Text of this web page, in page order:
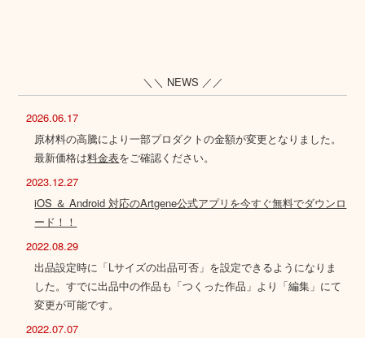
＼＼ NEWS ／／
2026.06.17
原材料の高騰により一部プロダクトの金額が変更となりました。
最新価格は料金表をご確認ください。
2023.12.27
iOS ＆ Android 対応のArtgene公式アプリを今すぐ無料でダウンロ
ード！！
2022.08.29
出品設定時に「Lサイズの出品可否」を設定できるようになりま
した。すでに出品中の作品も「つくった作品」より「編集」にて
変更が可能です。
2022.07.07